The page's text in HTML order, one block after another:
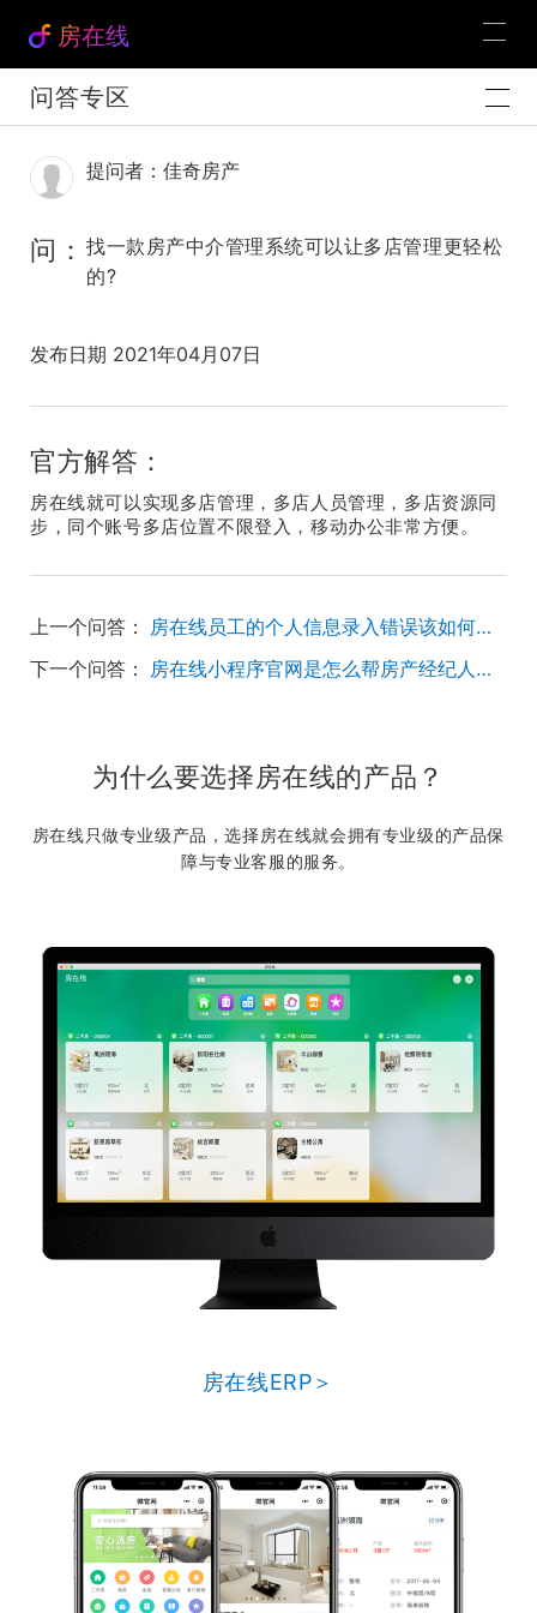
房在线
问答专区
提问者：佳奇房产
问： 找一款房产中介管理系统可以让多店管理更轻松
的?
发布日期 2021年04月07日
官方解答：
房在线就可以实现多店管理，多店人员管理，多店资源同
步，同个账号多店位置不限登入，移动办公非常方便。
上一个问答：
房在线员工的个人信息录入错误该如何修改？
下一个问答：
房在线小程序官网是怎么帮房产经纪人提升业绩的？
为什么要选择房在线的产品？
房在线只做专业级产品，选择房在线就会拥有专业级的产品保
障与专业客服的服务。
房在线ERP＞